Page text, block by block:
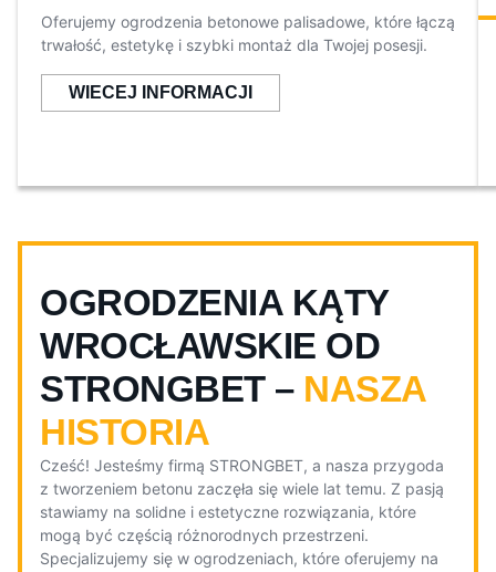
Oferujemy ogrodzenia betonowe palisadowe, które łączą
trwałość, estetykę i szybki montaż dla Twojej posesji.
WIECEJ INFORMACJI
OGRODZENIA KĄTY
WROCŁAWSKIE OD
STRONGBET – NASZA
HISTORIA
Cześć! Jesteśmy firmą STRONGBET, a nasza przygoda
z tworzeniem betonu zaczęła się wiele lat temu. Z pasją
stawiamy na solidne i estetyczne rozwiązania, które
mogą być częścią różnorodnych przestrzeni.
Specjalizujemy się w ogrodzeniach, które oferujemy na